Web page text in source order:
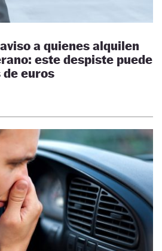
a quienes alquilen
este despiste puede
euros